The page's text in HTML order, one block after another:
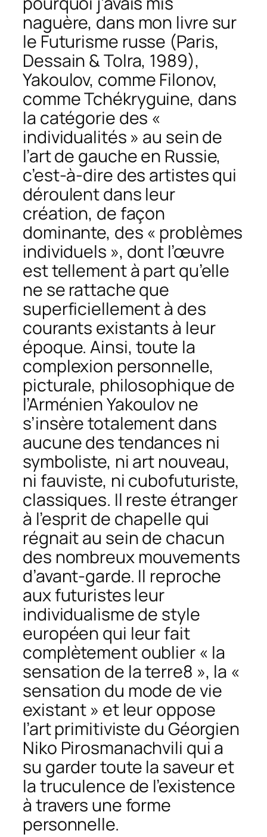
naguère, dans mon livre sur
le Futurisme russe (Paris,
Dessain & Tolra, 1989),
Yakoulov, comme Filonov,
comme Tchékryguine, dans
la catégorie des «
individualités » au sein de
l’art de gauche en Russie,
c’est-à-dire des artistes qui
déroulent dans leur
création, de façon
dominante, des « problèmes
individuels », dont l’œuvre
est tellement à part qu’elle
ne se rattache que
superficiellement à des
courants existants à leur
époque. Ainsi, toute la
complexion personnelle,
picturale, philosophique de
l’Arménien Yakoulov ne
s’insère totalement dans
aucune des tendances ni
symboliste, ni art nouveau,
ni fauviste, ni cubofuturiste,
classiques. Il reste étranger
à l’esprit de chapelle qui
régnait au sein de chacun
des nombreux mouvements
d’avant-garde. Il reproche
aux futuristes leur
individualisme de style
européen qui leur fait
complètement oublier « la
sensation de la terre8 », la «
sensation du mode de vie
existant » et leur oppose
l’art primitiviste du Géorgien
Niko Pirosmanachvili qui a
su garder toute la saveur et
la truculence de l’existence
à travers une forme
personnelle.